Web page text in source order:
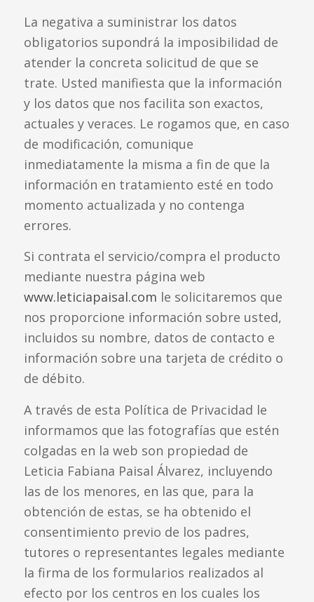
La negativa a suministrar los datos
obligatorios supondrá la imposibilidad de
atender la concreta solicitud de que se
trate. Usted manifiesta que la información
y los datos que nos facilita son exactos,
actuales y veraces. Le rogamos que, en caso
de modificación, comunique
inmediatamente la misma a fin de que la
información en tratamiento esté en todo
momento actualizada y no contenga
errores.
Si contrata el servicio/compra el producto
mediante nuestra página web
www.leticiapaisal.com le solicitaremos que
nos proporcione información sobre usted,
incluidos su nombre, datos de contacto e
información sobre una tarjeta de crédito o
de débito.
A través de esta Política de Privacidad le
informamos que las fotografías que estén
colgadas en la web son propiedad de
Leticia Fabiana Paisal Álvarez, incluyendo
las de los menores, en las que, para la
obtención de estas, se ha obtenido el
consentimiento previo de los padres,
tutores o representantes legales mediante
la firma de los formularios realizados al
efecto por los centros en los cuales los